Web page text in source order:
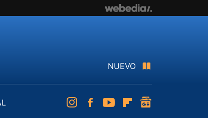
NUEVO
InstagramFacebookYoutubeFlipboard